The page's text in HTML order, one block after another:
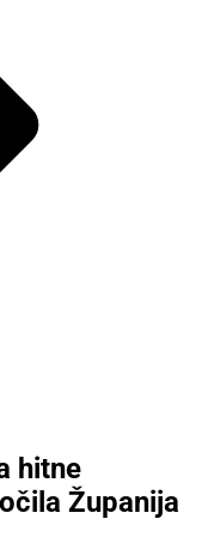
hitne
Županija